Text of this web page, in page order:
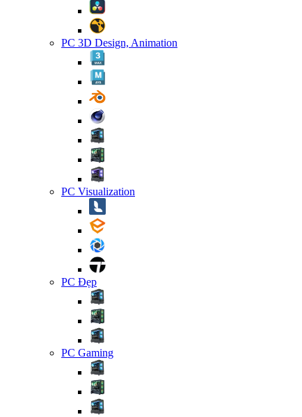
PC 3D Design, Animation
PC Visualization
PC Đẹp
PC Gaming